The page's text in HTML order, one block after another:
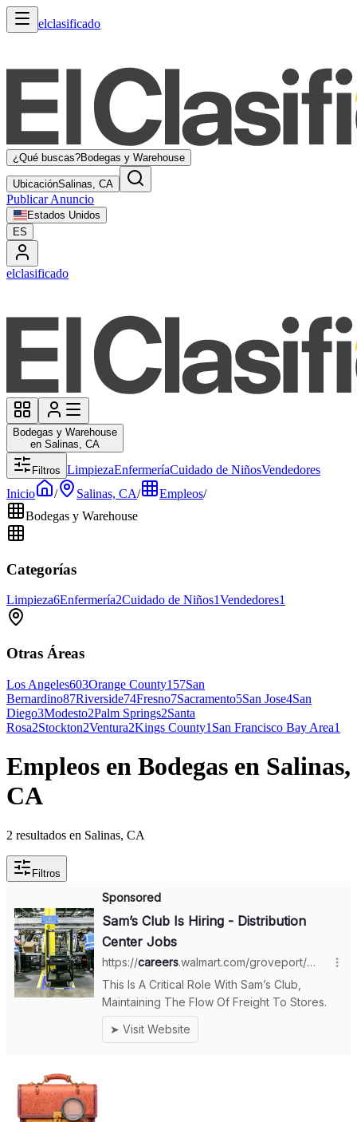
elclasificado
¿Qué buscas?Bodegas y Warehouse
UbicaciónSalinas, CA
Publicar Anuncio
Estados Unidos
ES
elclasificado
Bodegas y Warehouse
en Salinas, CA
Filtros LimpiezaEnfermeríaCuidado de NiñosVendedores
Inicio
/ Salinas, CA/ Empleos/
Bodegas y Warehouse
Categorías
Limpieza6Enfermería2Cuidado de Niños1Vendedores1
Otras Áreas
Los Angeles603Orange County157San
Bernardino87Riverside74Fresno7Sacramento5San Jose4San
Diego3Modesto2Palm Springs2Santa
Rosa2Stockton2Ventura2Kings County1 San Francisco Bay Area1
Empleos en Bodegas en Salinas,
CA
2 resultados en Salinas, CA
Filtros